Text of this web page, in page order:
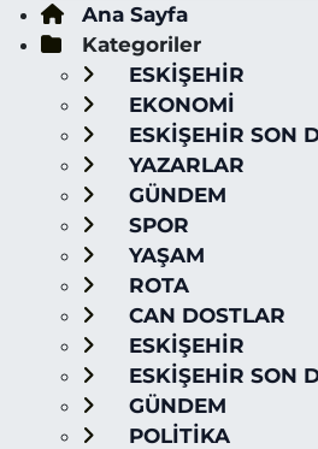
Ana Sayfa
Kategoriler
ESKİŞEHİR
EKONOMİ
ESKİŞEHİR SON
YAZARLAR
GÜNDEM
SPOR
YAŞAM
ROTA
CAN DOSTLAR
ESKİŞEHİR
ESKİŞEHİR SON
GÜNDEM
POLİTİKA